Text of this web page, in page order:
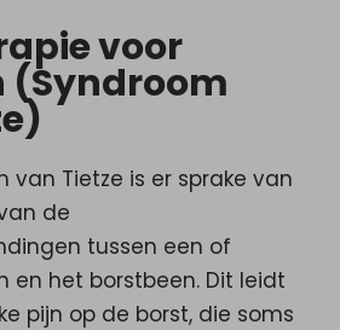
voor
van Tietze is er sprake van
de
tussen een of
en het borstbeen. Dit leidt
pijn op de borst, die soms